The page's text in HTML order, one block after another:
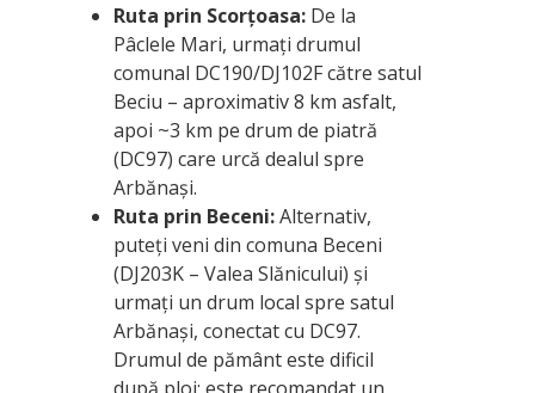
Ruta prin Scorțoasa: De la
Pâclele Mari, urmați drumul
comunal DC190/DJ102F către satul
Beciu – aproximativ 8 km asfalt,
apoi ~3 km pe drum de piatră
(DC97) care urcă dealul spre
Arbănași.
Ruta prin Beceni:Alternativ,
puteți veni din comuna Beceni
(DJ203K – Valea Slănicului) și
urmați un drum local spre satul
Arbănași, conectat cu DC97.
Drumul de pământ este dificil